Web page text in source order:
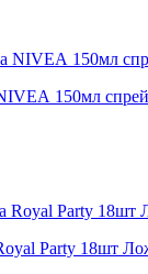
150мл
Party 18шт